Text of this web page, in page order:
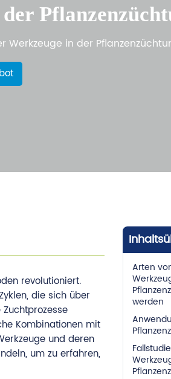
Werkzeuge in der
revolutioniert.
die sich über
Kombinationen mit
und deren
um zu erfahren,
Arten
werden